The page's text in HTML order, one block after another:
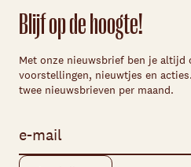
Blijf op de hoogte!
Met onze nieuwsbrief ben je altijd
voorstellingen, nieuwtjes en
twee nieuwsbrieven per maand.